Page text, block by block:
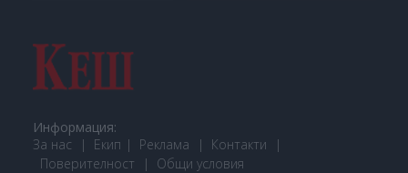
Информация:
За нас
Екип Реклама
Контакти
Поверителност
Общи условия